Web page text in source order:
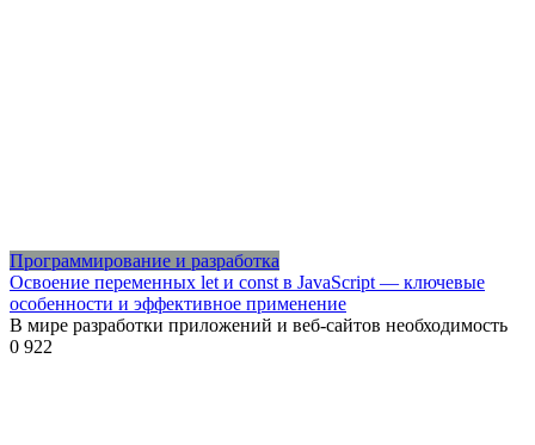
Программирование и разработка
Освоение переменных let и const в JavaScript — ключевые
особенности и эффективное применение
В мире разработки приложений и веб-сайтов необходимость
0 922